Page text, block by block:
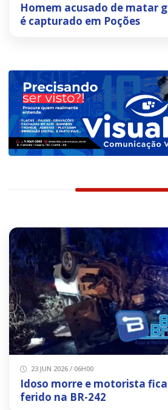
Homem acusado de matar
é capturado em Poções
23 JUN 2026 / 06H00
Idoso morre e motorista
ferido na BR-242